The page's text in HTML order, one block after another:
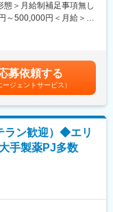
ング、担当医療施設へ
医師同士のコミュニケ
ち上げ、講演会の企
たうえで決定します。
給与の高さや非課税の
単身赴任手当や月1回の
おり、長期就業される
態＞月給制補足事項無し
～500,000円＜月給＞
1日1,500円／外勤3.5時
※平均実績6ヶ月分■イン
でも目安の金額であり、
月給(月額)は固定手当を
募依頼する
ージェントサービス）
ラン歓迎）◆エリ
手製薬PJ多数